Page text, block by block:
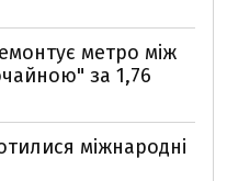
метро між
за 1,76
міжнародні